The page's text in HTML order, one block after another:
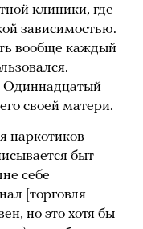
клиники, где
зависимостью.
вообще каждый
Одиннадцатый
своей матери.
наркотиков
быт
себе
[торговля
но это хотя бы